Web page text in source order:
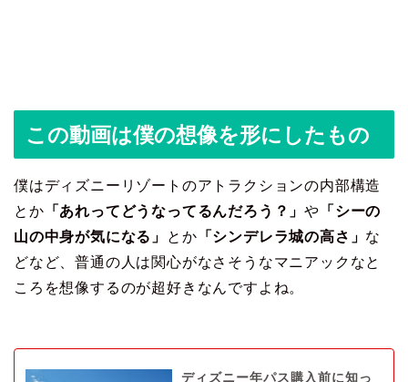
この動画は僕の想像を形にしたもの
僕はディズニーリゾートのアトラクションの内部構造
とか 「あれってどうなってるんだろう？」や 「シーの
山の中身が気になる」
とか 「シンデレラ城の高さ」 な
どなど、普通の人は関心がなさそうなマニアックなと
ころを想像するのが超好きなんですよね。
ディズニー年パス購入前に知っ